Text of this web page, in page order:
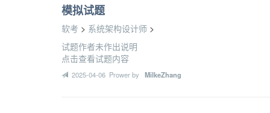
模拟试题
软考 > 系统架构设计师 >
试题作者未作出说明
点击查看试题内容
2025-04-06 Prower by MilkeZhang